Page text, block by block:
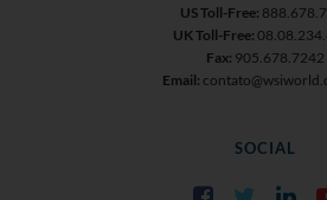
US Toll-Free:
UK Toll-Free:
Fax: 905.678.7242
Email:
SOCIAL
FacebookTwitter